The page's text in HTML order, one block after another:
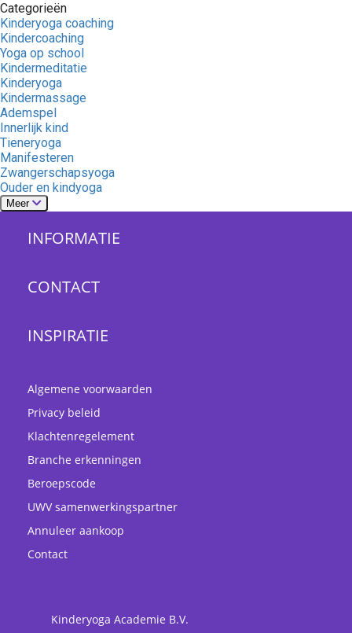
Categorieën
Kinderyoga coaching
Kindercoaching
Yoga op school
Kindermeditatie
Kinderyoga
Kindermassage
Ademspel
Innerlijk kind
Tieneryoga
Manifesteren
Zwangerschapsyoga
Ouder en kindyoga
Meer
INFORMATIE
CONTACT
INSPIRATIE
Algemene voorwaarden
Privacy beleid
Klachtenregelement
Branche erkenningen
Beroepscode
UWV samenwerkingspartner
Annuleer aankoop
Contact
Kinderyoga Academie B.V.